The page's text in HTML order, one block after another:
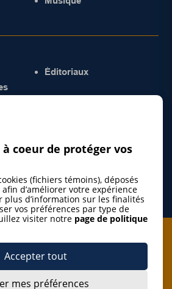
Éditoriaux
à l'infolettre
coeur de protéger vos
(fichiers témoins), déposés
d’améliorer votre expérience
plus d’information sur les finalités
vos préférences par type de
visiter notre page de politique
Accepter tout
mes préférences